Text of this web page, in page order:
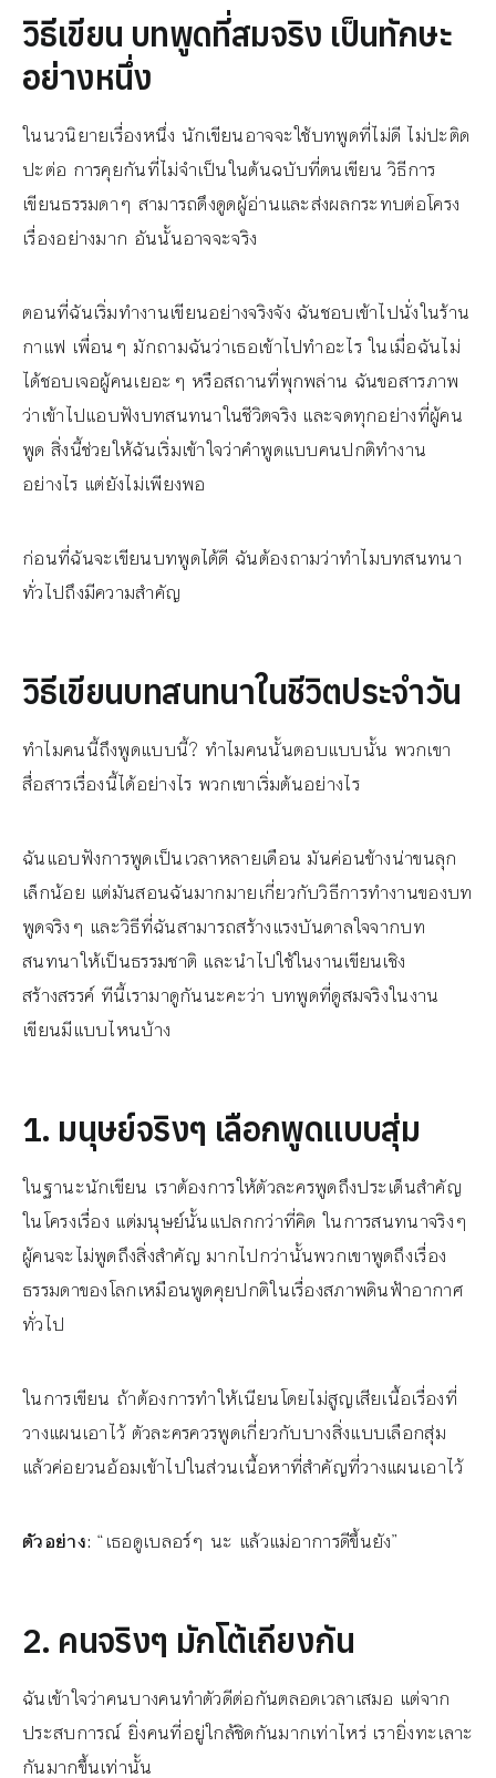
วิธีเขียน บทพูดที่สมจริง เป็นทักษะ
อย่างหนึ่ง
ในนวนิยายเรื่องหนึ่ง นักเขียนอาจจะใช้บทพูดที่ไม่ดี ไม่ปะติด
ปะต่อ การคุยกันที่ไม่จำเป็นในต้นฉบับที่ตนเขียน วิธีการ
เขียนธรรมดาๆ สามารถดึงดูดผู้อ่านและส่งผลกระทบต่อโครง
เรื่องอย่างมาก อันนั้นอาจจะจริง
ตอนที่ฉันเริ่มทำงานเขียนอย่างจริงจัง ฉันชอบเข้าไปนั่งในร้าน
กาแฟ เพื่อนๆ มักถามฉันว่าเธอเข้าไปทำอะไร ในเมื่อฉันไม่
ได้ชอบเจอผู้คนเยอะๆ หรือสถานที่พุกพล่าน ฉันขอสารภาพ
ว่าเข้าไปแอบฟังบทสนทนาในชีวิตจริง และจดทุกอย่างที่ผู้คน
พูด สิ่งนี้ช่วยให้ฉันเริ่มเข้าใจว่าคำพูดแบบคนปกติทำงาน
อย่างไร แต่ยังไม่เพียงพอ
ก่อนที่ฉันจะเขียนบทพูดได้ดี ฉันต้องถามว่าทำไมบทสนทนา
ทั่วไปถึงมีความสำคัญ
วิธีเขียนบทสนทนาในชีวิตประจำวัน
ทำไมคนนี้ถึงพูดแบบนี้? ทำไมคนนั้นตอบแบบนั้น พวกเขา
สื่อสารเรื่องนี้ได้อย่างไร พวกเขาเริ่มต้นอย่างไร
ฉันแอบฟังการพูดเป็นเวลาหลายเดือน มันค่อนข้างน่าขนลุก
เล็กน้อย แต่มันสอนฉันมากมายเกี่ยวกับวิธีการทำงานของบท
พูดจริงๆ และวิธีที่ฉันสามารถสร้างแรงบันดาลใจจากบท
สนทนาให้เป็นธรรมชาติ และนำไปใช้ในงานเขียนเชิง
สร้างสรรค์ ทีนี้เรามาดูกันนะคะว่า บทพูดที่ดูสมจริงในงาน
เขียนมีแบบไหนบ้าง
1. มนุษย์จริงๆ เลือกพูดแบบสุ่ม
ในฐานะนักเขียน เราต้องการให้ตัวละครพูดถึงประเด็นสำคัญ
ในโครงเรื่อง แต่มนุษย์นั้นแปลกกว่าที่คิด ในการสนทนาจริงๆ
ผู้คนจะไม่พูดถึงสิ่งสำคัญ มากไปกว่านั้นพวกเขาพูดถึงเรื่อง
ธรรมดาของโลกเหมือนพูดคุยปกติในเรื่องสภาพดินฟ้าอากาศ
ทั่วไป
ในการเขียน ถ้าต้องการทำให้เนียนโดยไม่สูญเสียเนื้อเรื่องที่
วางแผนเอาไว้ ตัวละครควรพูดเกี่ยวกับบางสิ่งแบบเลือกสุ่ม
แล้วค่อยวนอ้อมเข้าไปในส่วนเนื้อหาที่สำคัญที่วางแผนเอาไว้
ตัวอย่าง: “เธอดูเบลอร์ๆ นะ แล้วแม่อาการดีขึ้นยัง”
2. คนจริงๆ มักโต้เถียงกัน
ฉันเข้าใจว่าคนบางคนทำตัวดีต่อกันตลอดเวลาเสมอ แต่จาก
ประสบการณ์ ยิ่งคนที่อยู่ใกล้ชิดกันมากเท่าไหร่ เรายิ่งทะเลาะ
กันมากขึ้นเท่านั้น